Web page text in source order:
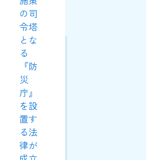
の司
令塔
とな
る
『防
災
庁』
を設
置す
る法
律が